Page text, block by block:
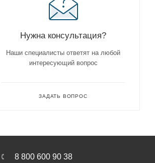
Нужна консультация?
Наши специалисты ответят на любой
интересующий вопрос
ЗАДАТЬ ВОПРОС
8 800 600 90 38